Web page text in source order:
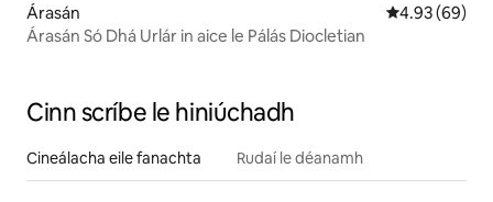
Árasán Meánrátáil
4.93 (69)
Árasán Só Dhá Urlár in aice le Pálás Diocletian
Cinn scríbe le hiniúchadh
Cineálacha eile fanachta Rudaí le déanamh